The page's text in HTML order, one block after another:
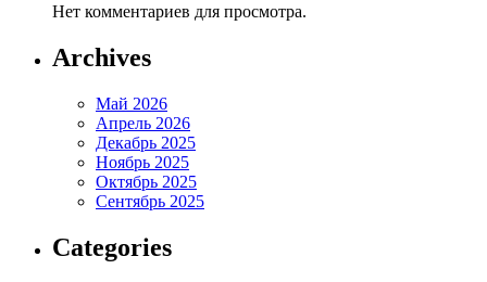
Нет комментариев для просмотра.
Archives
Май 2026
Апрель 2026
Декабрь 2025
Ноябрь 2025
Октябрь 2025
Сентябрь 2025
Categories